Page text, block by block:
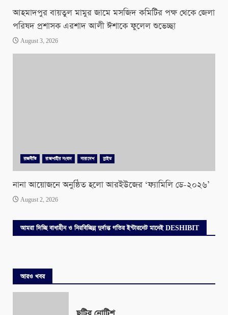
আহমাদপুর বায়তুল মামুর জামে মসজিদ কমিটির পক্ষ থেকে জেলা
পরিষদ প্রশাসক এরশাদ আলী ঈশাকে ফুলেল শুভেচ্ছা
August 3, 2026
রাজনীতি রাজশাহীর সংবাদ সারাদেশ স্লাইড
নানা আয়োজনে অনুষ্ঠিত হলো আরইউজের ‘ফ্যামিলি ডে-২০২৬’
August 2, 2026
আমরা দিচ্ছি বাধাহীন ও নিরবিচ্ছিন্ন দুর্দান্ত গতির ইন্টারনেট মানেই DESHIBIT
আরও খবর